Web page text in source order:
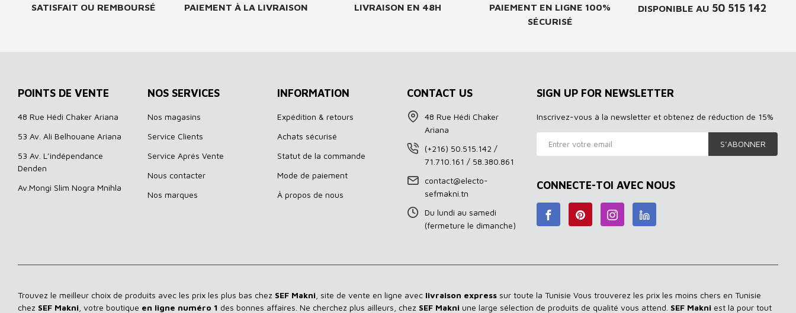
SATISFAIT OU REMBOURSÉ PAIEMENT À LA LIVRAISON LIVRAISON EN 48H
PAIEMENT EN LIGNE 100%
SÉCURISÉ
DISPONIBLE AU 50 515 142
POINTS DE VENTE
48 Rue Hédi Chaker Ariana
53 Av. Ali Belhouane Ariana
53 Av. L’indépendance
Denden
Av.Mongi Slim Nogra Mnihla
NOS SERVICES
Nos magasins
Service Clients
Service Aprés Vente
Nous contacter
Nos marques
INFORMATION
Expédition & retours
Achats sécurisé
Statut de la commande
Mode de paiement
À propos de nous
CONTACT US
48 Rue Hédi Chaker
Ariana
(+216) 50.515.142 /
71.710.161 / 58.380.861
contact@electo-
sefmakni.tn
Du lundi au samedi
(fermeture le dimanche)
SIGN UP FOR NEWSLETTER
Inscrivez-vous à la newsletter et obtenez de réduction de 15%
S’ABONNER
CONNECTE-TOI AVEC NOUS
Trouvez le meilleur choix de produits avec les prix les plus bas chez SEF Makni , site de vente en ligne avec livraison express sur toute la Tunisie Vous trouverez les prix les moins chers en Tunisie
chez SEF Makni , votre boutique en ligne numéro 1 des bonnes affaires. Ne cherchez plus ailleurs, chez SEF Makni une large sélection de produits de qualité vous attend. SEF Makni est là pour tout